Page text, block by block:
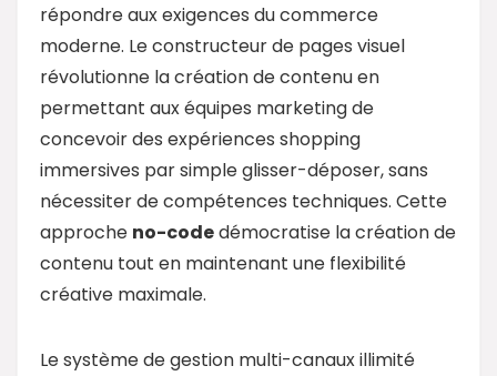
répondre aux exigences du commerce
moderne. Le constructeur de pages visuel
révolutionne la création de contenu en
permettant aux équipes marketing de
concevoir des expériences shopping
immersives par simple glisser-déposer, sans
nécessiter de compétences techniques. Cette
approche no-codedémocratise la création de
contenu tout en maintenant une flexibilité
créative maximale.
Le système de gestion multi-canaux illimité